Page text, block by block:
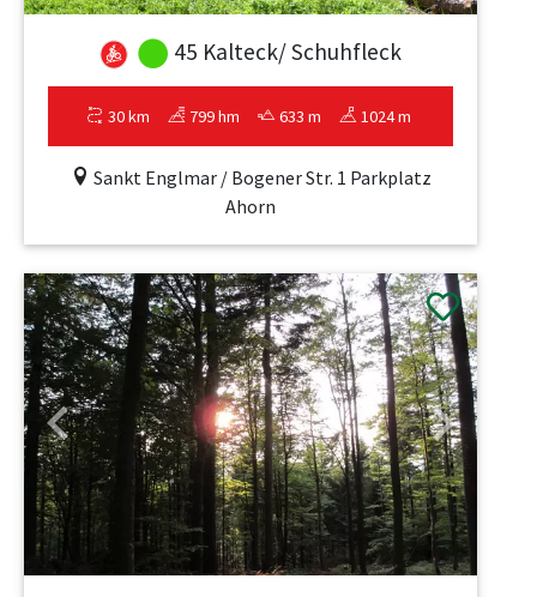
45 Kalteck/ Schuhfleck
30 km 799 hm 633 m 1024 m
Sankt Englmar / Bogener Str. 1 Parkplatz
Ahorn
Previous Next